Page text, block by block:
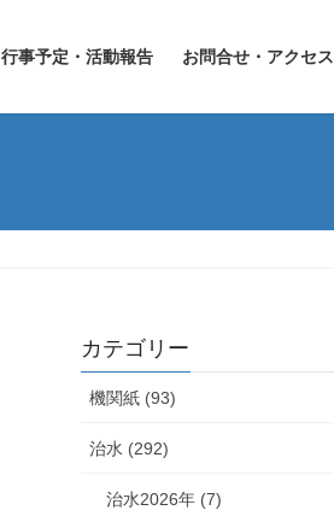
行事予定・活動報告 お問合せ・アクセス
カテゴリー
機関紙 (93)
治水 (292)
治水2026年 (7)